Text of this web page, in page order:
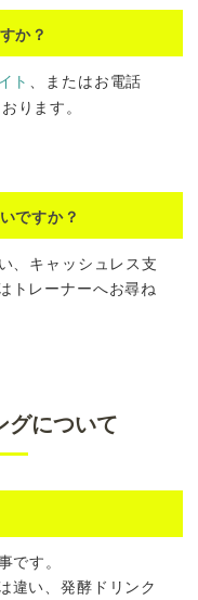
か？
ト
、またはお電話
ります。
ですか？
、キャッシュレス支
トレーナーへお尋ね
グについて
です。
違い、発酵ドリンク